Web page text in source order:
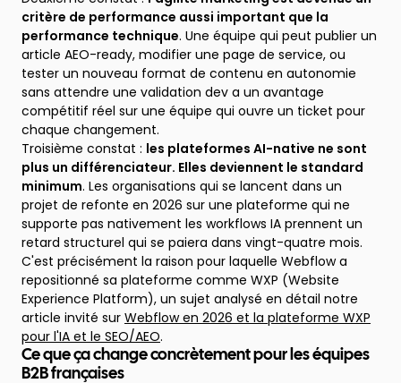
critère de performance aussi important que la
performance technique. Une équipe qui peut publier un
article AEO-ready, modifier une page de service, ou
tester un nouveau format de contenu en autonomie
sans attendre une validation dev a un avantage
compétitif réel sur une équipe qui ouvre un ticket pour
chaque changement.
Troisième constat : les plateformes AI-native ne sont
plus un différenciateur. Elles deviennent le standard
minimum. Les organisations qui se lancent dans un
projet de refonte en 2026 sur une plateforme qui ne
supporte pas nativement les workflows IA prennent un
retard structurel qui se paiera dans vingt-quatre mois.
C'est précisément la raison pour laquelle Webflow a
repositionné sa plateforme comme WXP (Website
Experience Platform), un sujet analysé en détail notre
article invité sur Webflow en 2026 et la plateforme WXP
pour l'IA et le SEO/AEO.
Ce que ça change concrètement pour les équipes
B2B françaises